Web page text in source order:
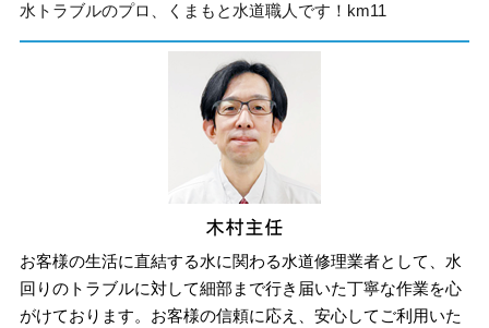
水トラブルのプロ、くまもと水道職人です！km11
お客様の生活に直結する水に関わる水道修理業者として、水
回りのトラブルに対して細部まで行き届いた丁寧な作業を心
がけております。お客様の信頼に応え、安心してご利用いた